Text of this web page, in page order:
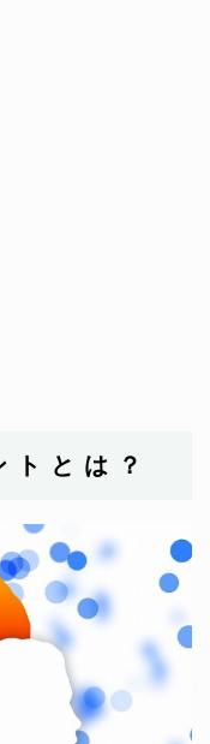
ト と は ？